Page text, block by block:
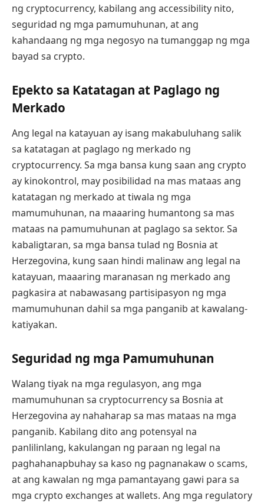
ng cryptocurrency, kabilang ang accessibility nito,
seguridad ng mga pamumuhunan, at ang
kahandaang ng mga negosyo na tumanggap ng mga
bayad sa crypto.
Epekto sa Katatagan at Paglago ng
Merkado
Ang legal na katayuan ay isang makabuluhang salik
sa katatagan at paglago ng merkado ng
cryptocurrency. Sa mga bansa kung saan ang crypto
ay kinokontrol, may posibilidad na mas mataas ang
katatagan ng merkado at tiwala ng mga
mamumuhunan, na maaaring humantong sa mas
mataas na pamumuhunan at paglago sa sektor. Sa
kabaligtaran, sa mga bansa tulad ng Bosnia at
Herzegovina, kung saan hindi malinaw ang legal na
katayuan, maaaring maranasan ng merkado ang
pagkasira at nabawasang partisipasyon ng mga
mamumuhunan dahil sa mga panganib at kawalang-
katiyakan.
Seguridad ng mga Pamumuhunan
Walang tiyak na mga regulasyon, ang mga
mamumuhunan sa cryptocurrency sa Bosnia at
Herzegovina ay nahaharap sa mas mataas na mga
panganib. Kabilang dito ang potensyal na
panlilinlang, kakulangan ng paraan ng legal na
paghahanapbuhay sa kaso ng pagnanakaw o scams,
at ang kawalan ng mga pamantayang gawi para sa
mga crypto exchanges at wallets. Ang mga regulatory